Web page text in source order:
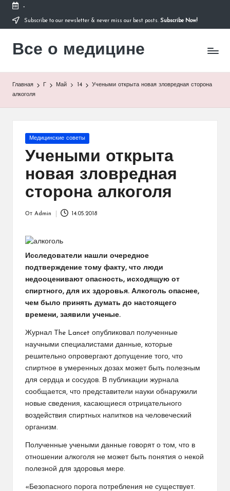
Перейти
содержимому
-
Subscribe to our newsletter & never miss our best posts. Subscribe Now!
Все о медицине
Лечитесь
Главная Г Май 14
Учеными открыта новая зловредная сторона
алкоголя
Опубликовано
Медицинские советы
Учеными открыта
новая зловредная
сторона алкоголя
От Admin 14.05.2018
Исследователи нашли очередное
подтверждение тому факту, что люди
недооценивают опасность, исходящую от
спиртного, для их здоровья. Алкоголь опаснее,
чем было принять думать до настоящего
времени, заявили ученые.
Журнал The Lancet опубликовал полученные
научными специалистами данные, которые
решительно опровергают допущение того, что
спиртное в умеренных дозах может быть полезным
для сердца и сосудов. В публикации журнала
сообщается, что представители науки обнаружили
новые сведения, касающиеся отрицательного
воздействия спиртных напитков на человеческий
организм.
Полученные учеными данные говорят о том, что в
отношении алкоголя не может быть понятия о некой
полезной для здоровья мере.
«Безопасного порога потребления не существует.